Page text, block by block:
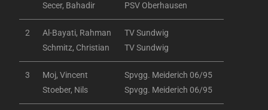
Secer, Bahadir
PSV Oberhausen
2
Al-Bayati, Rahman
Schmitz, Christian
TV Sundwig
TV Sundwig
3
Moj, Vincent
Stoeber, Nils
Spvgg. Meiderich 06/95
Spvgg. Meiderich 06/95